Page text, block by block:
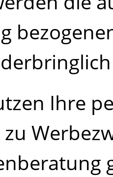
Ihre
zu